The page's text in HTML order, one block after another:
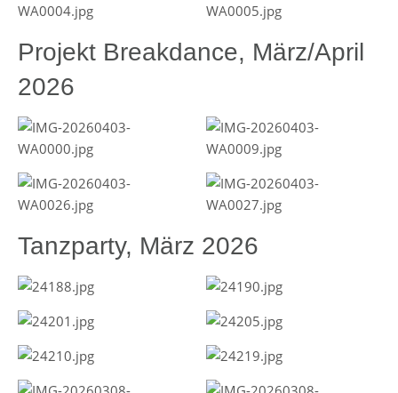
Projekt Breakdance, März/April
2026
Tanzparty, März 2026